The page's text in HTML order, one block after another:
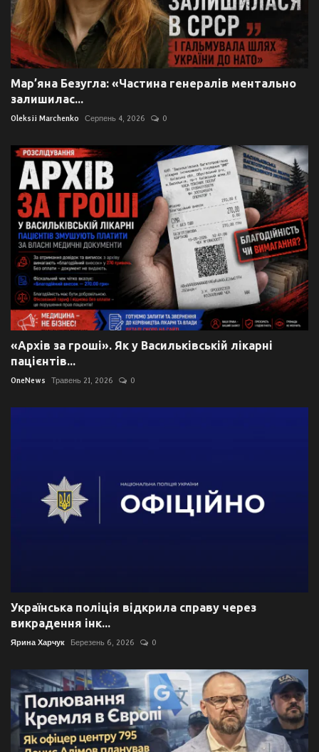
Мар’яна Безугла: «Частина генералів ментально
залишилас...
Oleksii Marchenko Серпень 4, 2026 0
«Архів за гроші». Як у Васильківській лікарні
пацієнтів...
OneNews Травень 21, 2026 0
Українська поліція відкрила справу через
викрадення інк...
Ярина Харчук Березень 6, 2026 0